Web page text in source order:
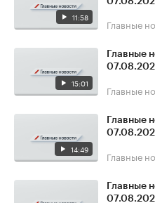
11:58 Главные
15:01
Главные
Главные
14:49
Главные
Главные
Главные